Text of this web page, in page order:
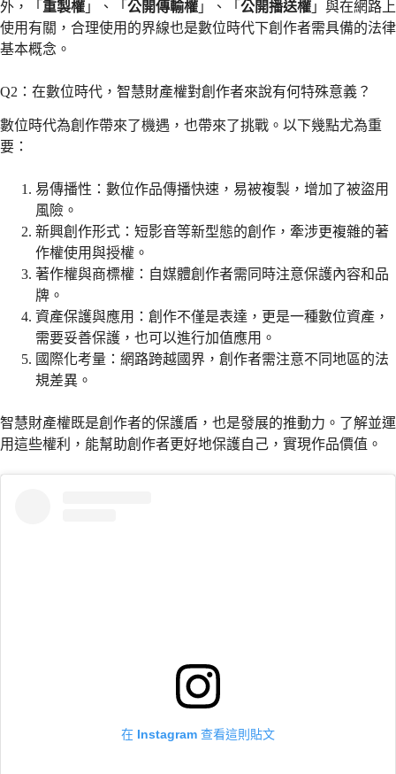
外，「 重製權 」、「 公開傳輸權 」、「 公開播送權 」與在網路上
使用有關，合理使用的界線也是數位時代下創作者需具備的法律
基本概念。
Q2：在數位時代，智慧財產權對創作者來說有何特殊意義？
數位時代為創作帶來了機遇，也帶來了挑戰。以下幾點尤為重
要：
易傳播性：數位作品傳播快速，易被複製，增加了被盜用
風險。
新興創作形式：短影音等新型態的創作，牽涉更複雜的著
作權使用與授權。
著作權與商標權：自媒體創作者需同時注意保護內容和品
牌。
資產保護與應用：創作不僅是表達，更是一種數位資產，
需要妥善保護，也可以進行加值應用。
國際化考量：網路跨越國界，創作者需注意不同地區的法
規差異。
智慧財產權既是創作者的保護盾，也是發展的推動力。了解並運
用這些權利，能幫助創作者更好地保護自己，實現作品價值。
在 Instagram 查看這則貼文